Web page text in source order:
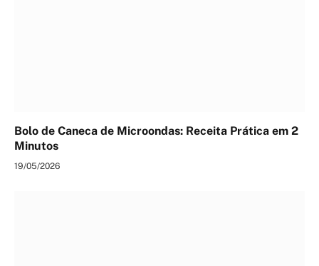
Bolo de Caneca de Microondas: Receita Prática em 2
Minutos
19/05/2026